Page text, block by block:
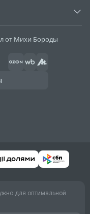
от Михи Бороды
для оптимальной